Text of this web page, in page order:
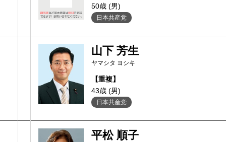
50歳 (男)
日本共産党
山下 芳生
ヤマシタ ヨシキ
【重複】
43歳 (男)
日本共産党
平松 順子